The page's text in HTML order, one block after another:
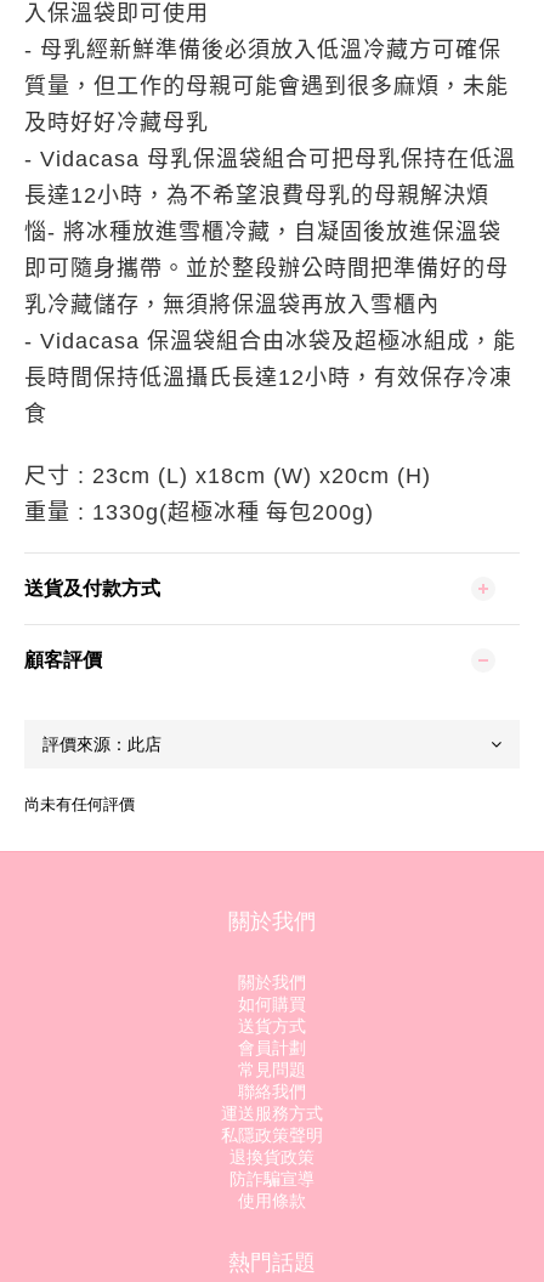
入保溫袋即可使用
- 母乳經新鮮準備後必須放入低溫冷藏方可確保
質量，但工作的母親可能會遇到很多麻煩，未能
及時好好冷藏母乳
- Vidacasa 母乳保溫袋組合可把母乳保持在低溫
長達12小時，為不希望浪費母乳的母親解決煩
惱- 將冰種放進雪櫃冷藏，自凝固後放進保溫袋
即可隨身攜帶。並於整段辦公時間把準備好的母
乳冷藏儲存，無須將保溫袋再放入雪櫃內
- Vidacasa 保溫袋組合由冰袋及超極冰組成，能
長時間保持低溫攝氏長達12小時，有效保存冷凍
食
尺寸 : 23cm (L) x18cm (W) x20cm (H)
重量 : 1330g(超極冰種 每包200g)
送貨及付款方式
顧客評價
尚未有任何評價
關於我們
關於我們
如何購買
送貨方式
會員計劃
常見問題
聯絡我們
運送服務方式
私隱政策聲明
退換貨政策
防詐騙宣導
使用條款
熱門話題